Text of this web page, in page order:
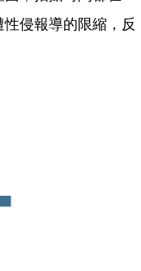
侵報導的限縮，反